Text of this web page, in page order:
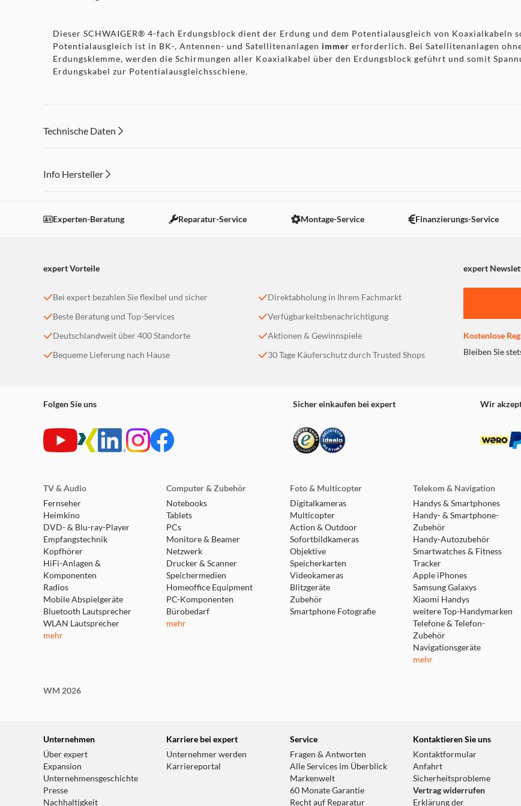
Dieser SCHWAIGER® 4-fach Erdungsblock dient der Erdung und dem Potentialausgleich von
Potentialausgleich ist in BK-, Antennen- und Satellitenanlagen immer erforderlich. Bei Satellitenanlagen
Erdungsklemme, werden die Schirmungen aller Koaxialkabel über den Erdungsblock geführt und somit
Erdungskabel zur Potentialausgleichsschiene.
Technische Daten
Info Hersteller
Einstellungen anpassen
Experten-Beratung Reparatur-Service Montage-Service Finanzierungs-Service
expert Vorteile expert
Bei expert bezahlen Sie flexibel und sicher
Beste Beratung und Top-Services
Deutschlandweit über 400 Standorte
Bequeme Lieferung nach Hause
Direktabholung in Ihrem Fachmarkt
Verfügbarkeitsbenachrichtigung
Aktionen & Gewinnspiele
30 Tage Käuferschutz durch Trusted Shops
Kostenlose
Bleiben Sie
Folgen Sie uns Sicher einkaufen bei expert Wir
TV & Audio
Fernseher
Heimkino
DVD- & Blu-ray-Player
Empfangstechnik
Kopfhörer
HiFi-Anlagen &
Komponenten
Radios
Mobile Abspielgeräte
Bluetooth Lautsprecher
WLAN Lautsprecher
mehr
Computer & Zubehör
Notebooks
Tablets
PCs
Monitore & Beamer
Netzwerk
Drucker & Scanner
Speichermedien
Homeoffice Equipment
PC-Komponenten
Bürobedarf
mehr
Foto & Multicopter
Digitalkameras
Multicopter
Action & Outdoor
Sofortbildkameras
Objektive
Speicherkarten
Videokameras
Blitzgeräte
Zubehör
Smartphone Fotografie
Telekom & Navigation
Handys & Smartphones
Handy- & Smartphone-
Zubehör
Handy-Autozubehör
Smartwatches & Fitness
Tracker
Apple iPhones
Samsung Galaxys
Xiaomi Handys
weitere Top-Handymarken
Telefone & Telefon-
Zubehör
Navigationsgeräte
mehr
WM 2026
Unternehmen
Über expert
Expansion
Unternehmensgeschichte
Presse
Nachhaltigkeit
Karriere bei expert
Unternehmer werden
Karriereportal
Service
Fragen & Antworten
Alle Services im Überblick
Markenwelt
60 Monate Garantie
Recht auf Reparatur
Kontaktieren Sie uns
Kontaktformular
Anfahrt
Sicherheitsprobleme
Vertrag widerrufen
Erklärung der